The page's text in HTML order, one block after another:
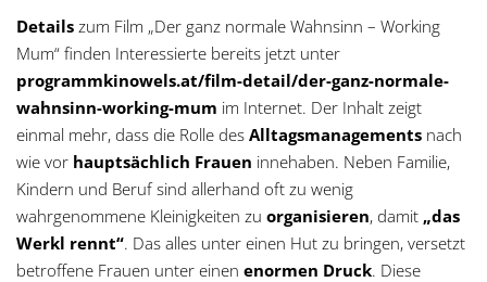
Details zum Film „Der ganz normale Wahnsinn – Working
Mum“ finden Interessierte bereits jetzt unter
programmkinowels.at/film-detail/der-ganz-normale-
wahnsinn-working-mum im Internet. Der Inhalt zeigt
einmal mehr, dass die Rolle des Alltagsmanagements nach
wie vor hauptsächlich Frauen innehaben. Neben Familie,
Kindern und Beruf sind allerhand oft zu wenig
wahrgenommene Kleinigkeiten zu organisieren, damit „das
Werkl rennt“. Das alles unter einen Hut zu bringen, versetzt
betroffene Frauen unter einen enormen Druck. Diese